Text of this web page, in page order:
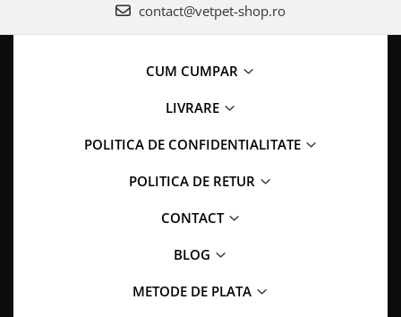
contact@vetpet-shop.ro
CUM CUMPAR
LIVRARE
POLITICA DE CONFIDENTIALITATE
POLITICA DE RETUR
CONTACT
BLOG
METODE DE PLATA